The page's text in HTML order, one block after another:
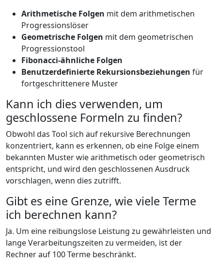
Arithmetische Folgen mit dem arithmetischen
Progressionslöser
Geometrische Folgen mit dem geometrischen
Progressionstool
Fibonacci-ähnliche Folgen
Benutzerdefinierte Rekursionsbeziehungen für
fortgeschrittenere Muster
Kann ich dies verwenden, um
geschlossene Formeln zu finden?
Obwohl das Tool sich auf rekursive Berechnungen
konzentriert, kann es erkennen, ob eine Folge einem
bekannten Muster wie arithmetisch oder geometrisch
entspricht, und wird den geschlossenen Ausdruck
vorschlagen, wenn dies zutrifft.
Gibt es eine Grenze, wie viele Terme
ich berechnen kann?
Ja. Um eine reibungslose Leistung zu gewährleisten und
lange Verarbeitungszeiten zu vermeiden, ist der
Rechner auf 100 Terme beschränkt.